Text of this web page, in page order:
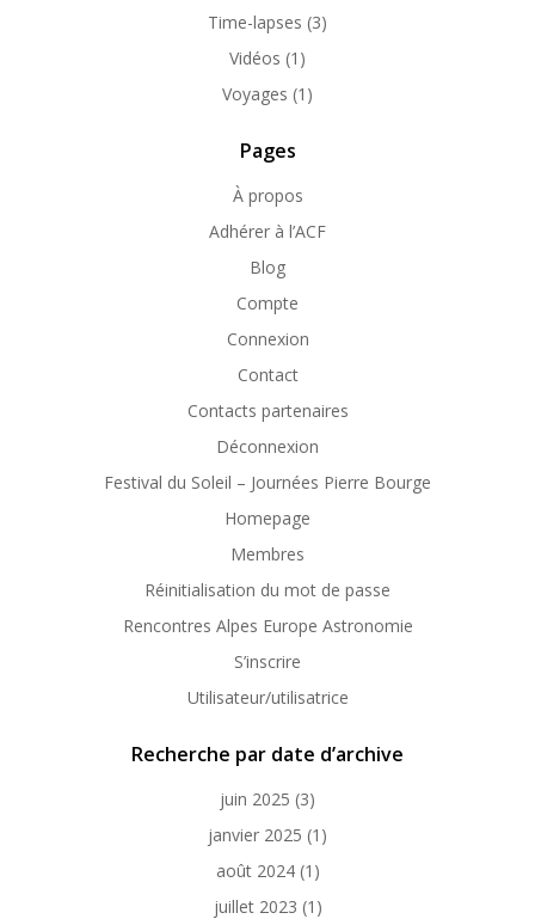
Time-lapses (3)
Vidéos (1)
Voyages (1)
Pages
À propos
Adhérer à l’ACF
Blog
Compte
Connexion
Contact
Contacts partenaires
Déconnexion
Festival du Soleil – Journées Pierre Bourge
Homepage
Membres
Réinitialisation du mot de passe
Rencontres Alpes Europe Astronomie
S’inscrire
Utilisateur/utilisatrice
Recherche par date d’archive
juin 2025 (3)
janvier 2025 (1)
août 2024(1)
juillet 2023 (1)